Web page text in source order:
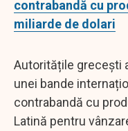
contrabandă cu
miliarde de dolari
Autoritățile grecești
unei bande
contrabandă cu
Latină pentru